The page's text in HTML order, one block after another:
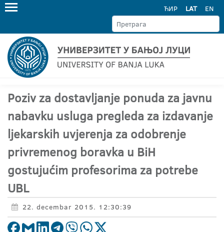
ЋИР LAT EN
Poziv za dostavljanje ponuda za javnu
nabavku usluga pregleda za izdavanje
ljekarskih uvjerenja za odobrenje
privremenog boravka u BiH
gostujućim profesorima za potrebe
UBL
22. decembar 2015. 12:30:39